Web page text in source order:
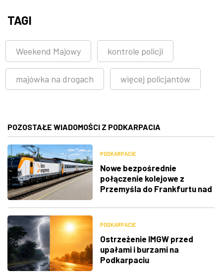
TAGI
Weekend Majowy kontrole policji
majówka na drogach więcej policjantów
POZOSTAŁE WIADOMOŚCI Z PODKARPACIA
PODKARPACIE
Nowe bezpośrednie
połączenie kolejowe z
Przemyśla do Frankfurtu nad
PODKARPACIE
Ostrzeżenie IMGW przed
upałami i burzami na
Podkarpaciu